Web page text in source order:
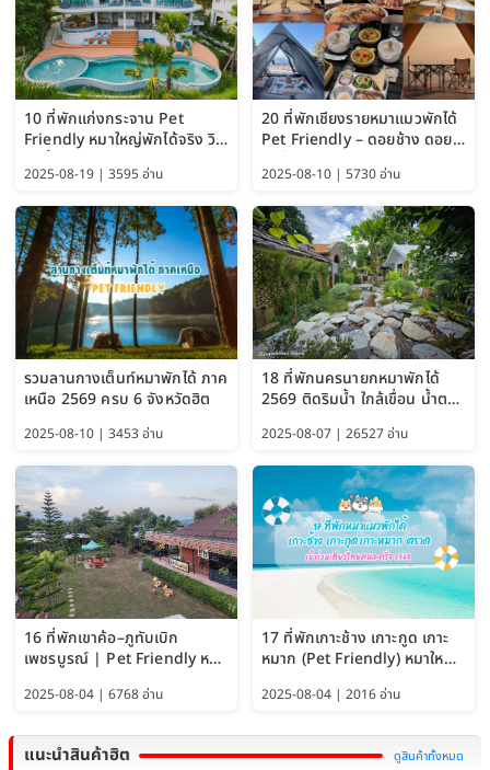
10 ที่พักแก่งกระจาน Pet
Friendly หมาใหญ่พักได้จริง วิว
2025-08-19 | 3595 อ่าน
20 ที่พักเชียงรายหมาแมวพักได้
Pet Friendly – ดอยช้าง ดอย
2025-08-10 | 5730 อ่าน
รวมลานกางเต็นท์หมาพักได้ ภาค
เหนือ 2569 ครบ 6 จังหวัดฮิต
2025-08-10 | 3453 อ่าน
18 ที่พักนครนายกหมาพักได้
2569 ติดริมน้ำ ใกล้เขื่อน น้ำตก
Pet Friendly และหมาใหญ่พัก
ได้
2025-08-07 | 26527 อ่าน
16 ที่พักเขาค้อ–ภูทับเบิก
เพชรบูรณ์ | Pet Friendly หมา
2025-08-04 | 6768 อ่าน
17 ที่พักเกาะช้าง เกาะกูด เกาะ
หมาก (Pet Friendly) หมาใหญ่
2025-08-04 | 2016 อ่าน
แนะนำสินค้าฮิต ดูสินค้าทั้งหมด